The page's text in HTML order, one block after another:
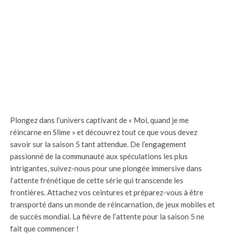
Plongez dans l’univers captivant de « Moi, quand je me
réincarne en Slime » et découvrez tout ce que vous devez
savoir sur la saison 5 tant attendue. De l’engagement
passionné de la communauté aux spéculations les plus
intrigantes, suivez-nous pour une plongée immersive dans
l’attente frénétique de cette série qui transcende les
frontières. Attachez vos ceintures et préparez-vous à être
transporté dans un monde de réincarnation, de jeux mobiles et
de succès mondial. La fièvre de l’attente pour la saison 5 ne
fait que commencer !